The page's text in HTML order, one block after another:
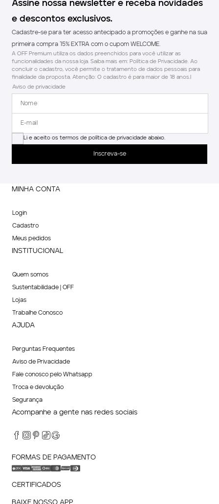
Assine nossa newsletter e receba novidades
e descontos exclusivos.
Cadastre-se para ter acesso antecipado a promoções e ganhe na sua
primeira compra 15% EXTRA com o cupom WELCOME.
A OFF Premium utiliza os dados preenchidos para você utilizar as
funcionalidades da nossa loja. Saiba mais em: Política de Privacidade. Ao
concluir o cadastro, você permite o tratamento de dados pessoais para
finalidade da proposta. Atenção: O cadastro é para maior de 18 anos.l
Aviso de privacidade
Li e aceito os termos de política de privacidade abaixo.
Inscreva-se
MINHA CONTA
Login
Cadastro
Meus pedidos
INSTITUCIONAL
Quem somos
Sustentabilidade | OFF
Lojas
Trabalhe Conosco
AJUDA
Perguntas Frequentes
Aviso de Privacidade
Fale conosco pelo Whatsapp
Troca e devolução
Segurança
Acompanhe a gente nas redes sociais
FORMAS DE PAGAMENTO
CERTIFICADOS
BAIXE NOSSO APP